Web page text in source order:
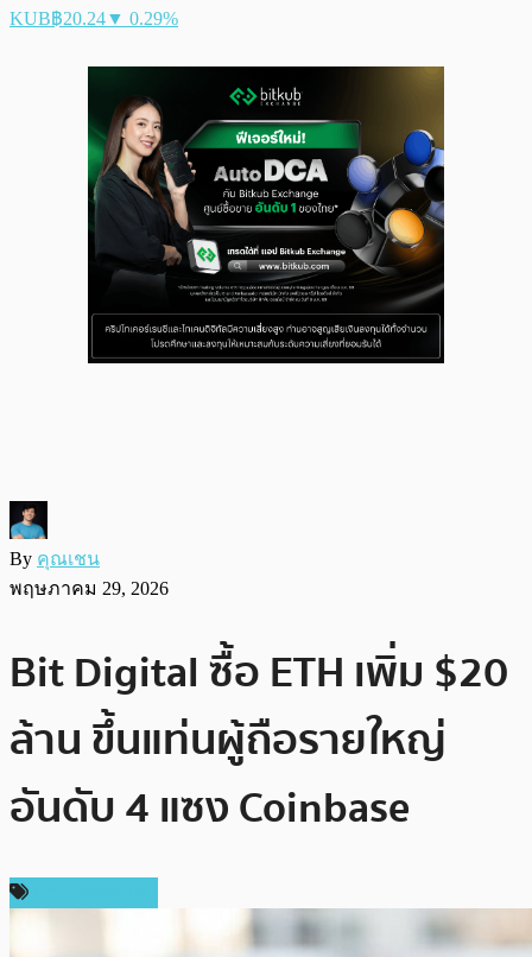
KUB฿20.24▼ 0.29%
By คุณเชน
พฤษภาคม 29, 2026
Bit Digital ซื้อ ETH เพิ่ม $20
ล้าน ขึ้นแท่นผู้ถือรายใหญ่
อันดับ 4 แซง Coinbase